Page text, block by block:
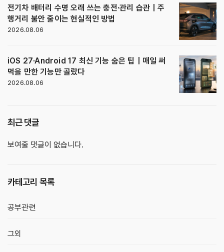
전기차 배터리 수명 오래 쓰는 충전·관리 습관｜주
행거리 불안 줄이는 현실적인 방법
2026.08.06
iOS 27·Android 17 최신 기능 숨은 팁｜매일 써
먹을 만한 기능만 골랐다
2026.08.06
최근 댓글
보여줄 댓글이 없습니다.
카테고리 목록
공부관련
그외